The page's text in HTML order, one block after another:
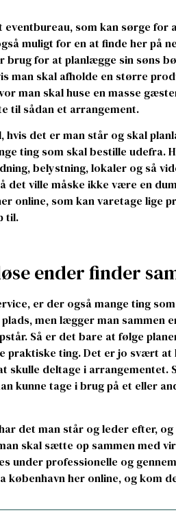
eventbureau, som kan sørge for
muligt for en at finde her på
brug for at planlægge sin søns
man skal afholde en større
man skal huse en masse
til sådan et arrangement.
hvis det er man står og skal
ting som skal bestille udefra.
belystning, lokaler og så
det ville måske ikke være en
online, som kan varetage lige
til.
ender finder
er der også mange ting
men lægger man sammen
Så er det bare at følge
praktiske ting. Det er jo svært at
skulle deltage i arrangementet.
kunne tage i brug på et eller
det man står og leder efter,
skal sætte op sammen med
under professionelle og
københavn her online, og kom